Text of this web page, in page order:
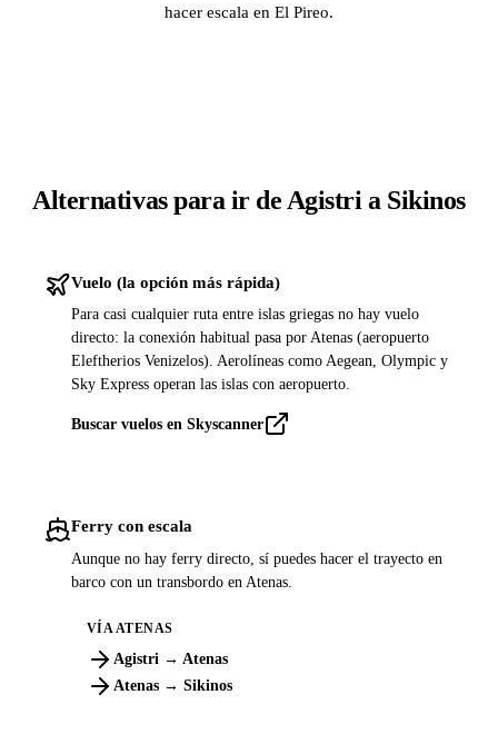
hacer escala en El Pireo.
Alternativas para ir de Agistri a Sikinos
Vuelo (la opción más rápida)
Para casi cualquier ruta entre islas griegas no hay vuelo
directo: la conexión habitual pasa por Atenas (aeropuerto
Eleftherios Venizelos). Aerolíneas como Aegean, Olympic y
Sky Express operan las islas con aeropuerto.
Buscar vuelos en Skyscanner
Ferry con escala
Aunque no hay ferry directo, sí puedes hacer el trayecto en
barco con un transbordo en Atenas.
VÍA ATENAS
Agistri → Atenas
Atenas → Sikinos